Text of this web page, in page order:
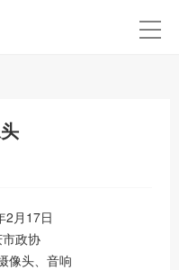
2月17日
政协
像头、音响